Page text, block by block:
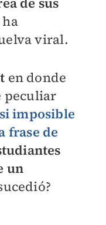
viral.
en donde
peculiar
imposible
frase de
un